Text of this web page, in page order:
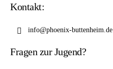
Kontakt:
info@phoenix-buttenheim.de
Fragen zur Jugend?